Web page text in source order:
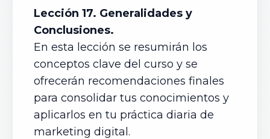
Lección 17. Generalidades y
Conclusiones.
En esta lección se resumirán los
conceptos clave del curso y se
ofrecerán recomendaciones finales
para consolidar tus conocimientos y
aplicarlos en tu práctica diaria de
marketing digital.